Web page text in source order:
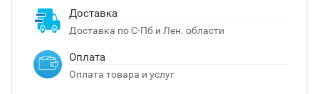
Доставка
Доставка по С-Пб и Лен. области
Оплата
Оплата товара и услуг